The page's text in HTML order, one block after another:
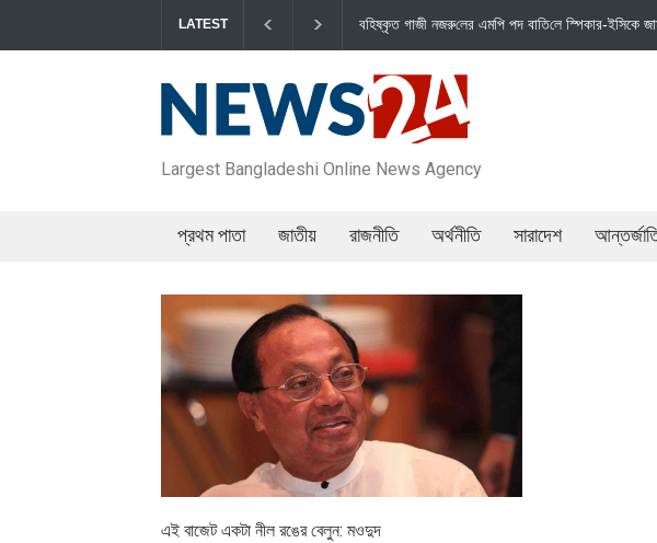
LATEST
বহিষ্কৃত গাজী নজরু‌লের এম‌পি পদ বা‌তি‌লে স্পিকার-ইসিকে জামায়া‌তের চি‌ঠি জামায়াত এমপি
Largest Bangladeshi Online News Agency
প্রথম পাতা জাতীয় রাজনীতি অর্থনীতি সারাদেশ
এই বাজেট একটা নীল রঙের বেলুন: মওদুদ